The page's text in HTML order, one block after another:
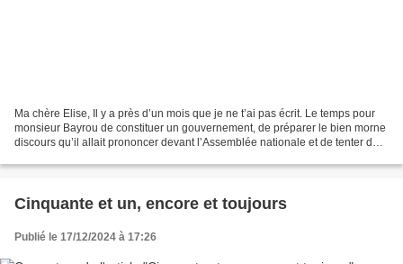
Ma chère Elise, Il y a près d’un mois que je ne t’ai pas écrit. Le temps pour
monsieur Bayrou de constituer un gouvernement, de préparer le bien morne
discours qu’il allait prononcer devant l’Assemblée nationale et de tenter de
Cinquante et un, encore et toujours
Publié le 17/12/2024 à 17:26